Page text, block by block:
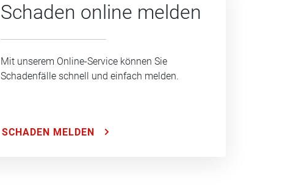
Schaden online melden
Mit unserem Online-Service können Sie
Schadenfälle schnell und einfach melden.
SCHADEN MELDEN